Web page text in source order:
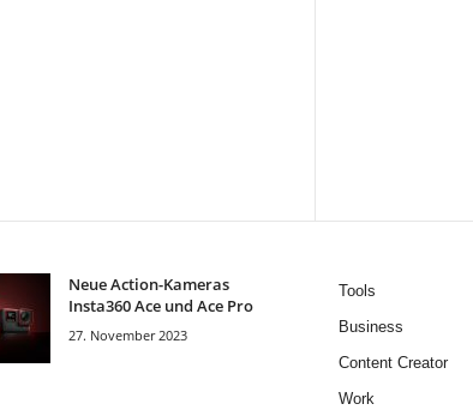
Neue Action-Kameras
Insta360 Ace und Ace Pro
27. November 2023
Tools
Business
Content Creator
Work